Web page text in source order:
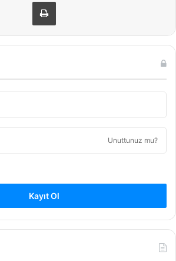
Unuttunuz mu?
Kayıt Ol